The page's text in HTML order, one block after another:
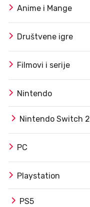
Anime i Mange
Društvene igre
Filmovi i serije
Nintendo
Nintendo Switch 2
PC
Playstation
PS5